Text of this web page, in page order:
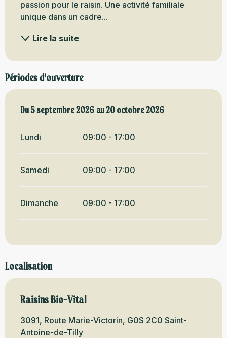
passion pour le raisin. Une activité familiale
unique dans un cadre...
Lire la suite
Périodes d'ouverture
Du5 septembre 2026 au20 octobre 2026
Du5 septembre 2026 au20 octobre 2026
Lundi 09:00 - 17:00
Samedi 09:00 - 17:00
Dimanche 09:00 - 17:00
Localisation
Raisins Bio-Vital
3091, Route Marie-Victorin, G0S 2C0 Saint-
Antoine-de-Tilly